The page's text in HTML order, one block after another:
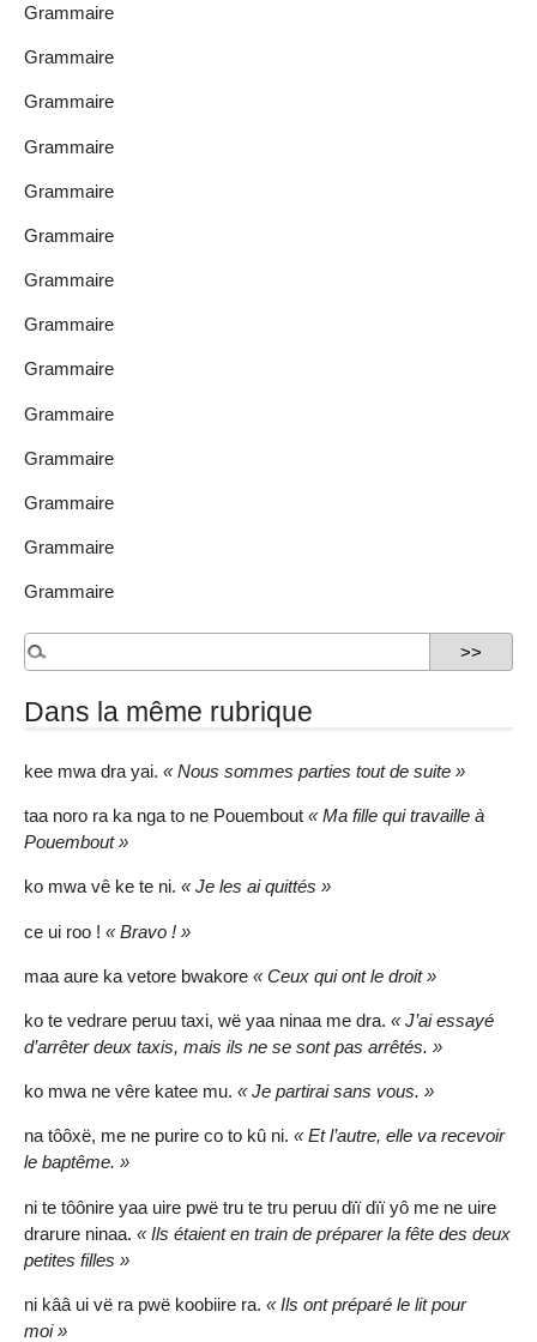
Grammaire
Grammaire
Grammaire
Grammaire
Grammaire
Grammaire
Grammaire
Grammaire
Grammaire
Grammaire
Grammaire
Grammaire
Grammaire
Grammaire
Dans la même rubrique
kee mwa dra yai. « Nous sommes parties tout de suite »
taa noro ra ka nga to ne Pouembout « Ma fille qui travaille à
Pouembout »
ko mwa vê ke te ni. « Je les ai quittés »
ce ui roo ! « Bravo ! »
maa aure ka vetore bwakore « Ceux qui ont le droit »
ko te vedrare peruu taxi, wë yaa ninaa me dra. « J’ai essayé
d’arrêter deux taxis, mais ils ne se sont pas arrêtés. »
ko mwa ne vêre katee mu. « Je partirai sans vous. »
na tôôxë, me ne purire co to kû ni. « Et l’autre, elle va recevoir
le baptême. »
ni te tôônire yaa uire pwë tru te tru peruu dïï dïï yô me ne uire
drarure ninaa. « Ils étaient en train de préparer la fête des deux
petites filles »
ni kââ ui vë ra pwë koobiire ra. « Ils ont préparé le lit pour
moi »